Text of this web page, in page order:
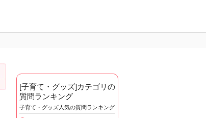
[子育て・グッズ]カテゴリの
質問ランキング
子育て・グッズ人気の質問ランキング